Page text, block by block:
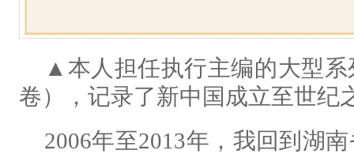
▲本人担任执行主编的大型
卷），记录了新中国成立至世纪
2006年至2013年，我回到湖